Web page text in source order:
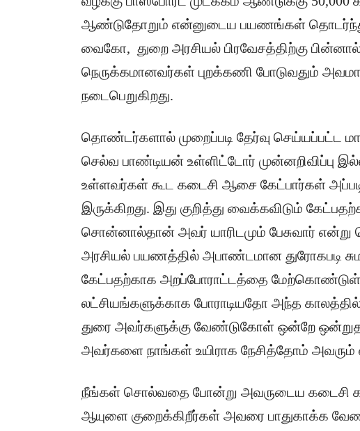
ஆண்டுதோறும் என்னுடைய பயணங்கள்
வைகோ, துறை அரசியல் பிரவேசத்திற்கு
நெருக்கமானவர்கள் புறக்கணி போடுவதும்
நடைபெறுகிறது.
தொண்டர்களால் முறைப்படி தேர்வு செய்யப்பட்ட
செல்வ பாண்டியன் உள்ளிட்டோர் முன்னறிவிப்பு
உள்ளவர்கள் கூட கடைசி ஆசை கேட்பார்கள்
இருக்கிறது. இது குறித்து வைக்கவிடும்
சொன்னால்தான் அவர் யாரிடமும் பேசுவார்
அரசியல் பயணத்தில் அபாண்டமான துரோகபடி
கேட்பதற்காக அறப்போராட்டத்தை
லட்சியங்களுக்காக போராடியதோ அந்த
துரை அவர்களுக்கு வேண்டுகோள் ஒன்றே
அவர்களை நாங்கள் உயிராக நேசித்தோம் அவரும்
நீங்கள் சொல்வதை போன்று அவருடைய கடைசி
ஆயுளை குறைக்கிறீர்கள் அவரை பாதுகாக்க